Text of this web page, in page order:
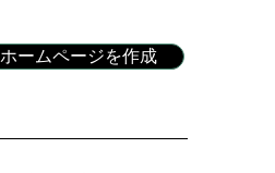
ホームページを作成